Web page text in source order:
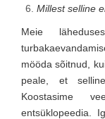
Millest selline
Meie
mööda sõitnud,
peale, et
Koostasime
entsüklopeedia.